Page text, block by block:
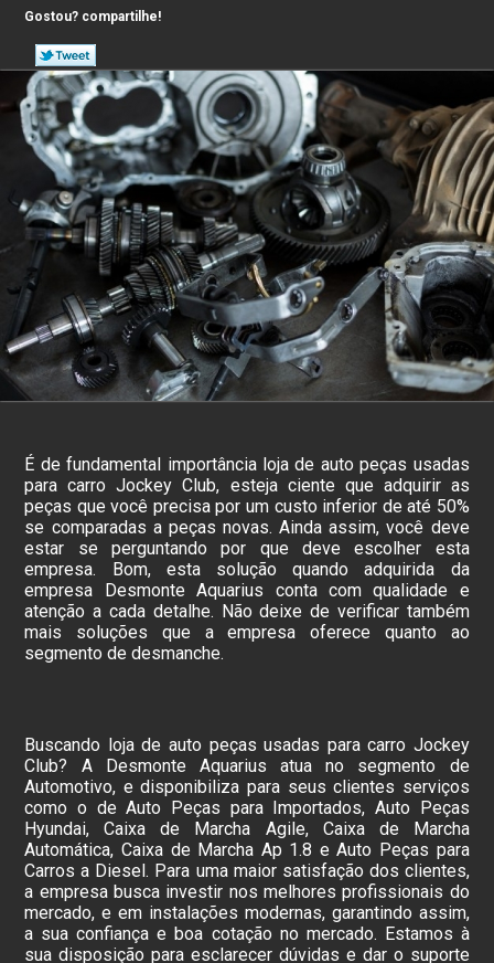
Gostou? compartilhe!
É de fundamental importância loja de auto peças usadas
para carro Jockey Club, esteja ciente que adquirir as
peças que você precisa por um custo inferior de até 50%
se comparadas a peças novas. Ainda assim, você deve
estar se perguntando por que deve escolher esta
empresa. Bom, esta solução quando adquirida da
empresa Desmonte Aquarius conta com qualidade e
atenção a cada detalhe. Não deixe de verificar também
mais soluções que a empresa oferece quanto ao
segmento de desmanche.
Buscando loja de auto peças usadas para carro Jockey
Club? A Desmonte Aquarius atua no segmento de
Automotivo, e disponibiliza para seus clientes serviços
como o de Auto Peças para Importados, Auto Peças
Hyundai, Caixa de Marcha Agile, Caixa de Marcha
Automática, Caixa de Marcha Ap 1.8 e Auto Peças para
Carros a Diesel. Para uma maior satisfação dos clientes,
a empresa busca investir nos melhores profissionais do
mercado, e em instalações modernas, garantindo assim,
a sua confiança e boa cotação no mercado. Estamos à
sua disposição para esclarecer dúvidas e dar o suporte